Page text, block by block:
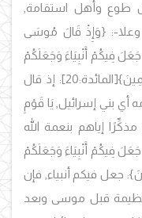
طوع وأهل استقامة,
وعلا-: {وَإِذْ قَالَ مُوسَى
جَعَلَ فِيكُمْ أَنْبِيَاءَ وَجَعَلَكُمْ
[المائدة:20]:
إذ قال
أي بني إسرائيل, يَا قَوْمِ
إياهم بنعمة الله
فِيكُمْ أَنْبِيَاءَ وَجَعَلَكُمْ
جعل فيكم أنبياء, فإن
عظيمة قبل موسى وبعد